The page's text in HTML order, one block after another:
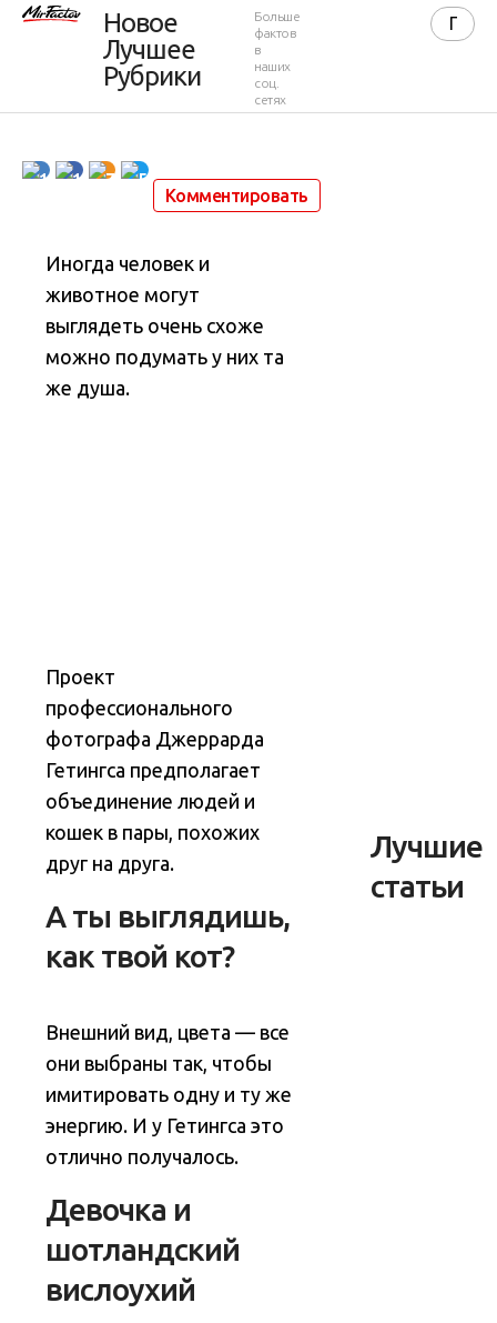
Новое
Лучшее
Рубрики
Больше
фактов
в
наших
соц.
сетях
похожи
7 729
11 11 7 5
Комментировать
Иногда человек и
животное могут
выглядеть очень схоже
можно подумать у них та
же душа.
Проект
профессионального
фотографа Джеррарда
Гетингса предполагает
объединение людей и
кошек в пары, похожих
друг на друга.
А ты выглядишь,
как твой кот?
Внешний вид, цвета — все
они выбраны так, чтобы
имитировать одну и ту же
энергию. И у Гетингса это
отлично получалось.
Девочка и
шотландский
вислоухий
Лучшие
статьи